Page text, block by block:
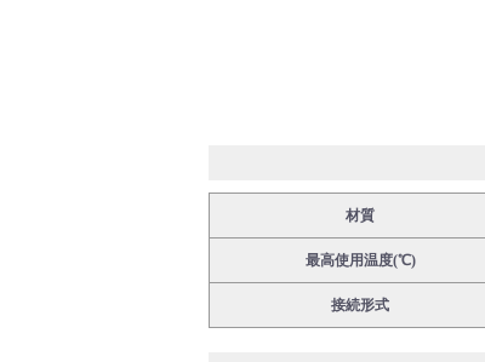
ダウンロード
材質
最高使用温度(℃)
接続形式